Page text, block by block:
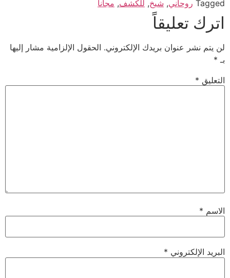
Tagged روحاني, شيخ, للكشف, مجانا
اترك تعليقاً
لن يتم نشر عنوان بريدك الإلكتروني. الحقول الإلزامية مشار إليها
بـ *
التعليق *
الاسم *
البريد الإلكتروني *